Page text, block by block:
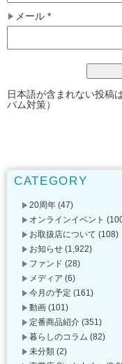
メール *
日本語が含まれない投稿
パム対策）
CATEGORY
20周年 (47)
オンラインイベント
お取扱店について (108)
お知らせ (1,922)
ファンド (28)
メディア (6)
今月の予定 (161)
動画 (101)
定番商品紹介 (351)
暮らしのコラム (82)
未分類 (2)